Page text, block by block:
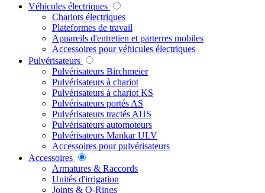
Véhicules électriques
Chariots électriques
Plateformes de travail
Appareils d'entretien et parterres mobiles
Accessoires pour véhicules électriques
Pulvérisateurs
Pulvérisateurs Birchmeier
Pulvérisateurs à chariot
Pulvérisateurs à chariot KS
Pulvérisateurs portés AS
Pulvérisateurs tractés AHS
Pulvérisateurs automoteurs
Pulvérisateurs Mankar ULV
Accessoires pour pulvérisateurs
Accessoires
Armatures & Raccords
Unités d'irrigation
Joints & O-Rings